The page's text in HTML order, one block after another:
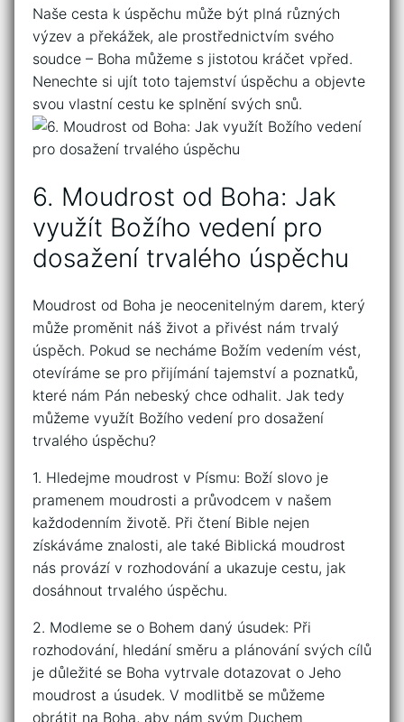
Naše cesta k úspěchu může být plná různých
výzev ⁤a překážek, ale prostřednictvím svého‌
soudce – ⁤Boha můžeme s jistotou kráčet vpřed.
Nenechte si ujít toto tajemství úspěchu a objevte ​
svou vlastní cestu ke splnění svých snů.
6. Moudrost od Boha: Jak
využít Božího vedení pro⁤
dosažení trvalého úspěchu
Moudrost od Boha je neocenitelným darem, který
může proměnit​ náš⁣ život a přivést nám trvalý
úspěch. Pokud se necháme ​Božím vedením ​vést,⁣
otevíráme​ se pro přijímání tajemství a poznatků,
které nám Pán nebeský chce odhalit. Jak tedy
můžeme⁢ využít Božího vedení pro ⁣dosažení
trvalého úspěchu?
1. Hledejme moudrost v Písmu: Boží⁤ slovo je
⁣pramenem ⁣moudrosti a průvodcem v našem
⁣každodenním životě. Při čtení Bible nejen
získáváme znalosti, ale také ​Biblická​ moudrost
nás​ provází v ⁣rozhodování a ukazuje cestu, jak⁢
dosáhnout ‌trvalého úspěchu.
2. Modleme se o Bohem daný ‍úsudek:​ Při
rozhodování, hledání směru a plánování svých cílů
je důležité ⁢se Boha ​vytrvale⁢ dotazovat o Jeho
⁣moudrost a úsudek. V modlitbě se můžeme⁢
obrátit na Boha, aby nám svým Duchem⁣